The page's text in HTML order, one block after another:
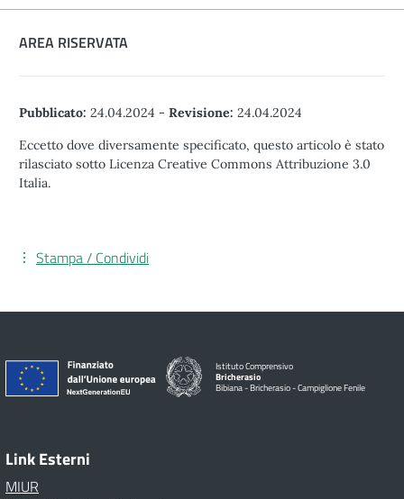
AREA RISERVATA
Pubblicato: 24.04.2024 - Revisione: 24.04.2024
Eccetto dove diversamente specificato, questo articolo è stato
rilasciato sotto Licenza Creative Commons Attribuzione 3.0
Italia.
Stampa / Condividi
Istituto Comprensivo
Bricherasio
Bibiana - Bricherasio - Campiglione Fenile
Link Esterni
MIUR